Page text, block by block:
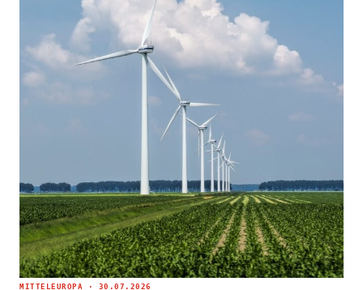
MITTELEUROPA · 30.07.2026